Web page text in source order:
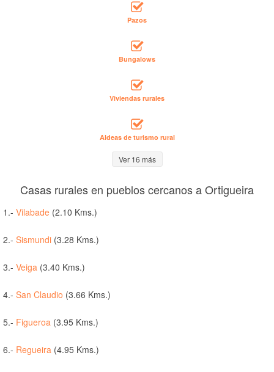
Pazos
Bungalows
Viviendas rurales
Aldeas de turismo rural
Ver 16 más
Casas rurales en pueblos cercanos a Ortigueira
1.- Vilabade (2.10 Kms.)
2.- Sismundi (3.28 Kms.)
3.- Veiga (3.40 Kms.)
4.- San Claudio (3.66 Kms.)
5.- Figueroa (3.95 Kms.)
6.- Regueira (4.95 Kms.)